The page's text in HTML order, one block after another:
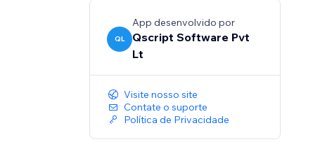
QL
App desenvolvido por
Qscript Software Pvt
Lt
Visite nosso site
Contate o suporte
Política de Privacidade